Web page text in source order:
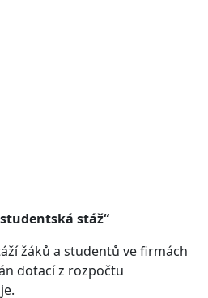
stáž“
žáků a studentů ve firmách
dotací z rozpočtu